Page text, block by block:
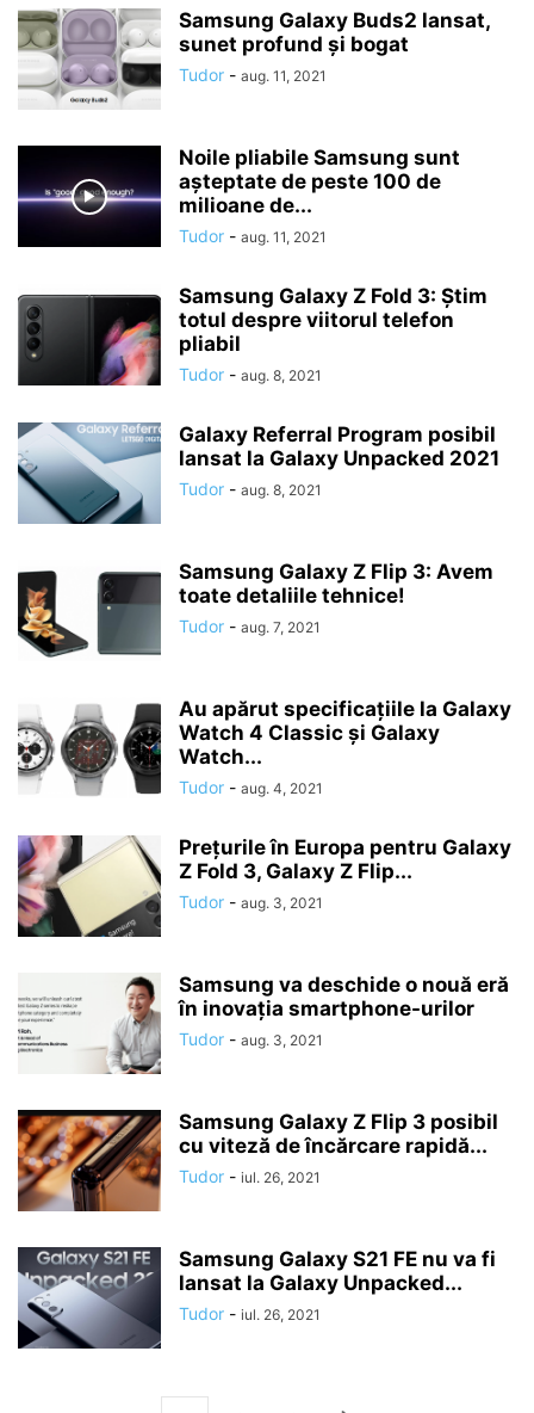
Samsung Galaxy Buds2 lansat,
sunet profund și bogat
Tudor - aug. 11, 2021
Noile pliabile Samsung sunt
așteptate de peste 100 de
milioane de...
Tudor - aug. 11, 2021
Samsung Galaxy Z Fold 3: Știm
totul despre viitorul telefon
pliabil
Tudor - aug. 8, 2021
Galaxy Referral Program posibil
lansat la Galaxy Unpacked 2021
Tudor - aug. 8, 2021
Samsung Galaxy Z Flip 3: Avem
toate detaliile tehnice!
Tudor - aug. 7, 2021
Au apărut specificațiile la Galaxy
Watch 4 Classic și Galaxy
Watch...
Tudor - aug. 4, 2021
Prețurile în Europa pentru Galaxy
Z Fold 3, Galaxy Z Flip...
Tudor - aug. 3, 2021
Samsung va deschide o nouă eră
în inovația smartphone-urilor
Tudor - aug. 3, 2021
Samsung Galaxy Z Flip 3 posibil
cu viteză de încărcare rapidă...
Tudor - iul. 26, 2021
Samsung Galaxy S21 FE nu va fi
lansat la Galaxy Unpacked...
Tudor - iul. 26, 2021